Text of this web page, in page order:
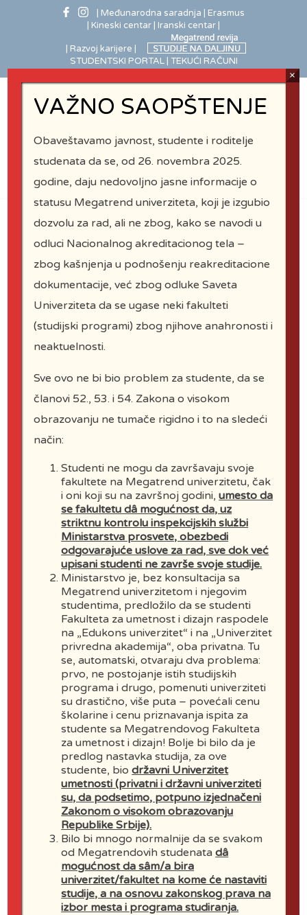
| Međunarodna saradnja
| Erasmus
| Kineski centar
| Iranski centar |
| Razvoj karijere |
STUDENTSKI PORTAL | TEKUĆI RAČUNI
MEGATREND
UNIVERZITET
kontakt telefon: 0602050567
kontakt email za studente iz
Zajecara:
zajecar@megatrend.edu.rs
obavljaju u skladu sa preporukama prosvetnih i
VAŽNO SAOPŠTENJE
Obaveštavamo javnost, studente i roditelje
studenata da se, od 26. novembra 2025.
godine, daju nedovoljno jasne informacije o
statusu Megatrend univerziteta, koji je izgubio
dozvolu za rad, ali ne zbog, kako se navodi u
odluci Nacionalnog akreditacionog tela –
zbog kašnjenja u podnošenju reakreditacione
dokumentacije, već zbog odluke Saveta
Univerziteta da se ugase neki fakulteti
(studijski programi) zbog njihove anahronosti i
neaktuelnosti.
Sve ovo ne bi bio problem za studente, da se
članovi 52., 53. i 54. Zakona o visokom
obrazovanju ne tumače rigidno i to na sledeći
način:
Studenti ne mogu da završavaju svoje
fakultete na Megatrend univerzitetu, čak
i oni koji su na završnoj godini,umesto da
se fakultetu dâ mogućnost da, uz
striktnu kontrolu inspekcijskih službi
Ministarstva prosvete, obezbedi
odgovarajuće uslove za rad, sve dok već
upisani studenti ne završe svoje studije.
Ministarstvo je, bez konsultacija sa
Megatrend univerzitetom i njegovim
studentima, predložilo da se studenti
Fakulteta za umetnost i dizajn raspodele
na „Edukons univerzitet“ i na „Univerzitet
privredna akademija“, oba privatna. Tu
se, automatski, otvaraju dva problema:
prvo, ne postojanje istih studijskih
programa i drugo, pomenuti univerziteti
su drastično, više puta – povećali cenu
školarine i cenu priznavanja ispita za
studente sa Megatrendovog Fakulteta
za umetnost i dizajn! Bolje bi bilo da je
predlog nastavka studija, za ove
studente, biodržavni Univerzitet
umetnosti (privatni i državni univerziteti
su, da podsetimo, potpuno izjednačeni
Zakonom o visokom obrazovanju
Republike Srbije).
Bilo bi mnogo normalnije da se svakom
od Megatrendovih studenatadâ
mogućnost da sâm/a bira
univerzitet/fakultet na kome će nastaviti
studije, a na osnovu zakonskog prava na
izbor mesta i programa studiranja.
×